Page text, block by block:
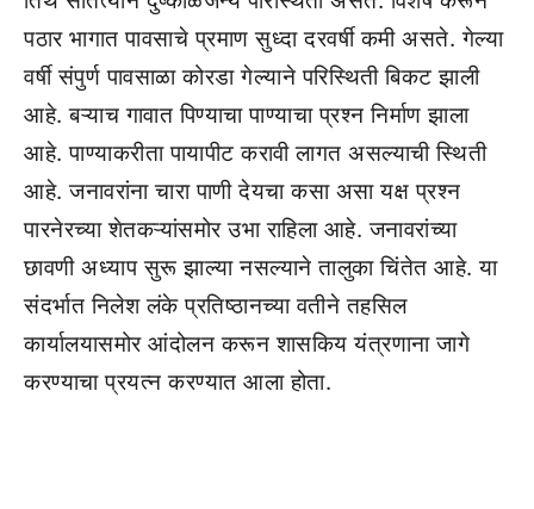
पठार भागात पावसाचे प्रमाण सुध्दा दरवर्षी कमी असते. गेल्या
वर्षी संपुर्ण पावसाळा कोरडा गेल्याने परिस्थिती बिकट झाली
आहे. बऱ्याच गावात पिण्याचा पाण्याचा प्रश्न निर्माण झाला
आहे. पाण्याकरीता पायापीट करावी लागत असल्याची स्थिती
आहे. जनावरांना चारा पाणी देयचा कसा असा यक्ष प्रश्न
पारनेरच्या शेतकऱ्यांसमोर उभा राहिला आहे. जनावरांच्या
छावणी अध्याप सुरू झाल्या नसल्याने तालुका चिंतेत आहे. या
संदर्भात निलेश लंके प्रतिष्ठानच्या वतीने तहसिल
कार्यालयासमोर आंदोलन करून शासकिय यंत्रणाना जागे
करण्याचा प्रयत्न करण्यात आला होता.